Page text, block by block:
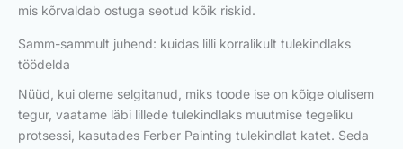
mis kõrvaldab ostuga seotud kõik riskid.
Samm-sammult juhend: kuidas lilli korralikult tulekindlaks
töödelda
Nüüd, kui oleme selgitanud, miks toode ise on kõige olulisem
tegur, vaatame läbi lillede tulekindlaks muutmise tegeliku
protsessi, kasutades Ferber Painting tulekindlat katet. Seda